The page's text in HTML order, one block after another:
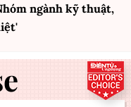
ngành kỹ thuật,